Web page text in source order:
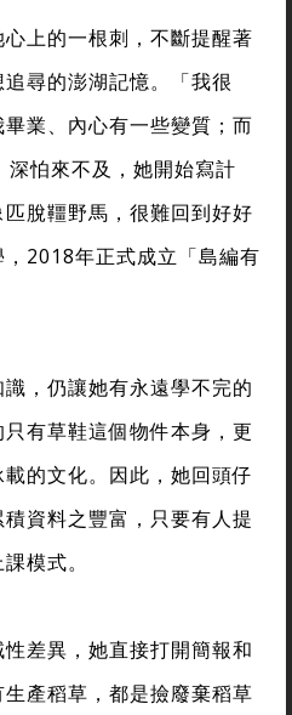
上的一根刺，不斷提醒著
尋的澎湖記憶。「我很
業、內心有一些變質；而
深怕來不及，她開始寫計
脫韁野馬，很難回到好好
2018年正式成立「島編有
，仍讓她有永遠學不完的
有草鞋這個物件本身，更
的文化。因此，她回頭仔
資料之豐富，只要有人提
模式。
差異，她直接打開簡報和
產稻草，都是撿廢棄稻草